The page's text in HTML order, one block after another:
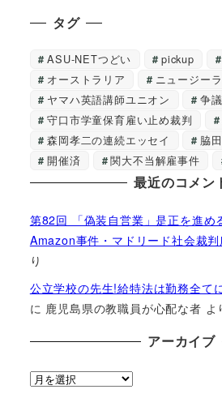
タグ
ASU-NETつどい pickup
オーストラリア
ニュージー
ヤマハ英語講師ユニオン
争
守口市学童保育雇い止め裁判
森岡孝二の連続エッセイ
脇
開催済
関大不当解雇事件
最近のコメン
第82回 「偽装自営業」是正を進め
Amazon事件・マドリード社会裁
り
公立学校の先生!給特法は勤務全て
に 鹿児島県の教職員が心配な者 よ
アーカイブ
ア